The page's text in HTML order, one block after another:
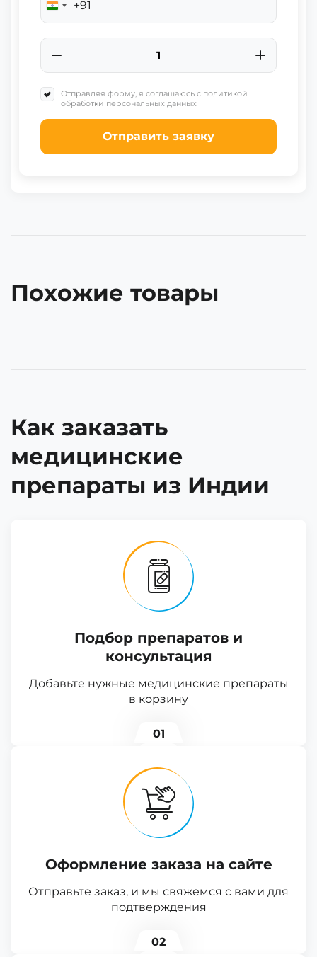
India
+91
+91
Отправляя форму, я соглашаюсь с политикой
обработки персональных данных
Отправить заявку
Похожие товары
Как заказать
медицинские
препараты из Индии
Подбор препаратов и
консультация
Добавьте нужные медицинские препараты
в корзину
01
Оформление заказа на сайте
Отправьте заказ, и мы свяжемся с вами для
подтверждения
02